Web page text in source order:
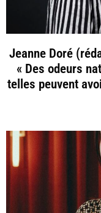
Jeanne Doré
« Des odeurs
telles peuvent